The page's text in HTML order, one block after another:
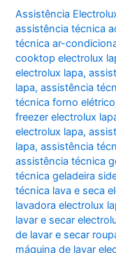
Assistência
assistência técnica
técnica ar-
cooktop electrolux
electrolux lapa,
lapa,assistência
técnica forno
freezer electrolux
electrolux lapa,
lapa,assistência
assistência técnica
técnica geladeira
técnica lava e seca
lavadora electrolux
lavar e secar
de lavar e secar
máquina de lavar